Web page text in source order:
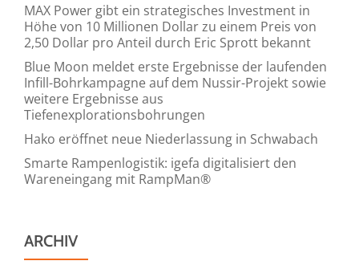
MAX Power gibt ein strategisches Investment in
Höhe von 10 Millionen Dollar zu einem Preis von
2,50 Dollar pro Anteil durch Eric Sprott bekannt
Blue Moon meldet erste Ergebnisse der laufenden
Infill-Bohrkampagne auf dem Nussir-Projekt sowie
weitere Ergebnisse aus
Tiefenexplorationsbohrungen
Hako eröffnet neue Niederlassung in Schwabach
Smarte Rampenlogistik: igefa digitalisiert den
Wareneingang mit RampMan®
ARCHIV